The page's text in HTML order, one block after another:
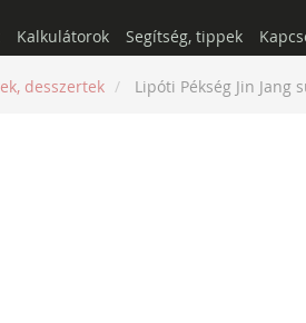
Kalkulátorok Segítség, tippek
desszertek Lipóti Pékség Jin Jang